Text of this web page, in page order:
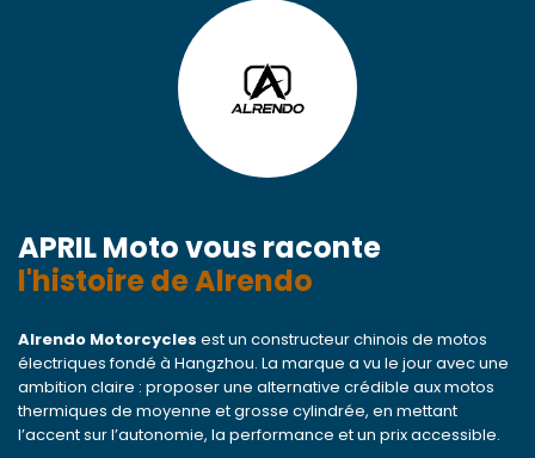
APRIL Moto vous raconte
l'histoire de Alrendo
Alrendo Motorcycles est un constructeur chinois de motos
électriques fondé à Hangzhou. La marque a vu le jour avec une
ambition claire : proposer une alternative crédible aux motos
thermiques de moyenne et grosse cylindrée, en mettant
l’accent sur l’autonomie, la performance et un prix accessible.